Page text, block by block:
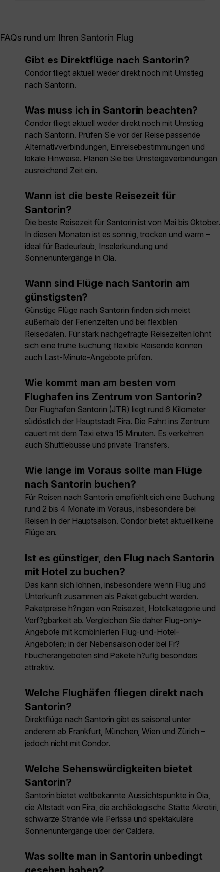
FAQs rund um Ihren Santorin Flug
Gibt es Direktflüge nach Santorin?
Condor fliegt aktuell weder direkt noch mit Umstieg
nach Santorin.
Was muss ich in Santorin beachten?
Condor fliegt aktuell weder direkt noch mit Umstieg
nach Santorin. Prüfen Sie vor der Reise passende
Alternativverbindungen, Einreisebestimmungen und
lokale Hinweise. Planen Sie bei Umsteigeverbindungen
ausreichend Zeit ein.
Wann ist die beste Reisezeit für
Santorin?
Die beste Reisezeit für Santorin ist von Mai bis Oktober.
In diesen Monaten ist es sonnig, trocken und warm –
ideal für Badeurlaub, Inselerkundung und
Sonnenuntergänge in Oia.
Wann sind Flüge nach Santorin am
günstigsten?
Günstige Flüge nach Santorin finden sich meist
außerhalb der Ferienzeiten und bei flexiblen
Reisedaten. Für stark nachgefragte Reisezeiten lohnt
sich eine frühe Buchung; flexible Reisende können
auch Last-Minute-Angebote prüfen.
Wie kommt man am besten vom
Flughafen ins Zentrum von Santorin?
Der Flughafen Santorin (JTR) liegt rund 6 Kilometer
südöstlich der Hauptstadt Fira. Die Fahrt ins Zentrum
dauert mit dem Taxi etwa 15 Minuten. Es verkehren
auch Shuttlebusse und private Transfers.
Wie lange im Voraus sollte man Flüge
nach Santorin buchen?
Für Reisen nach Santorin empfiehlt sich eine Buchung
rund 2 bis 4 Monate im Voraus, insbesondere bei
Reisen in der Hauptsaison. Condor bietet aktuell keine
Flüge an.
Ist es günstiger, den Flug nach Santorin
mit Hotel zu buchen?
Das kann sich lohnen, insbesondere wenn Flug und
Unterkunft zusammen als Paket gebucht werden.
Paketpreise h?ngen von Reisezeit, Hotelkategorie und
Verf?gbarkeit ab. Vergleichen Sie daher Flug-only-
Angebote mit kombinierten Flug-und-Hotel-
Angeboten; in der Nebensaison oder bei Fr?
hbucherangeboten sind Pakete h?ufig besonders
attraktiv.
Welche Flughäfen fliegen direkt nach
Santorin?
Direktflüge nach Santorin gibt es saisonal unter
anderem ab Frankfurt, München, Wien und Zürich –
jedoch nicht mit Condor.
Welche Sehenswürdigkeiten bietet
Santorin?
Santorin bietet weltbekannte Aussichtspunkte in Oia,
die Altstadt von Fira, die archäologische Stätte Akrotiri,
schwarze Strände wie Perissa und spektakuläre
Sonnenuntergänge über der Caldera.
Was sollte man in Santorin unbedingt